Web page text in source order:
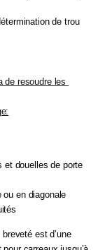
de trou
de resoudre les
et douelles de porte
ou en diagonale
est d’une